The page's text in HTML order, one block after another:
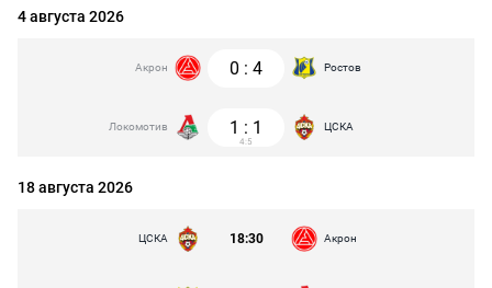
4 августа 2026
Акрон 0 : 4 Ростов
Локомотив 1 : 1
4:5
ЦСКА
18 августа 2026
ЦСКА 18:30 Акрон